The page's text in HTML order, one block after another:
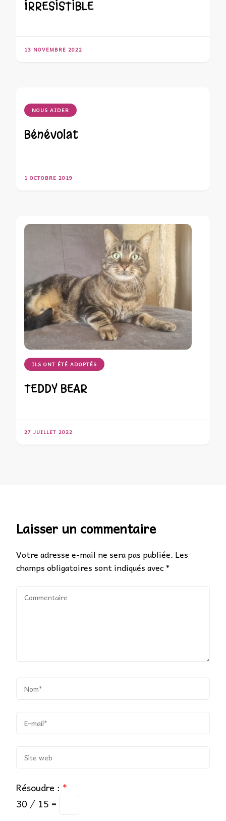
IRRESISTIBLE
13 NOVEMBRE 2022
NOUS AIDER
Bénévolat
1 OCTOBRE 2019
ILS ONT ÉTÉ ADOPTÉS
TEDDY BEAR
27 JUILLET 2022
Laisser un commentaire
Votre adresse e-mail ne sera pas publiée. Les
champs obligatoires sont indiqués avec*
Résoudre : *
30 ⁄ 15 =